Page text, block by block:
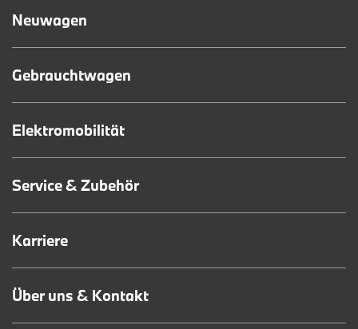
Neuwagen
Gebrauchtwagen
Elektromobilität
Service & Zubehör
Karriere
Über uns & Kontakt